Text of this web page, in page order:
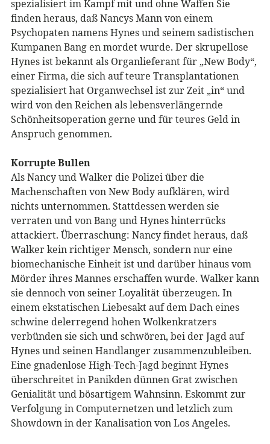
spezialisiert im Kampf mit und ohne Waffen Sie
finden heraus, daß Nancys Mann von einem
Psychopaten namens Hynes und seinem sadistischen
Kumpanen Bang en mordet wurde. Der skrupellose
Hynes ist bekannt als Organlieferant für „New Body“,
einer Firma, die sich auf teure Transplantationen
spezialisiert hat Organwechsel ist zur Zeit „in“ und
wird von den Reichen als lebensverlängernde
Schönheitsoperation gerne und für teures Geld in
Anspruch genommen.
Korrupte Bullen
Als Nancy und Walker die Polizei über die
Machenschaften von New Body aufklären, wird
nichts unternommen. Stattdessen werden sie
verraten und von Bang und Hynes hinterrücks
attackiert. Überraschung: Nancy findet heraus, daß
Walker kein richtiger Mensch, sondern nur eine
biomechanische Einheit ist und darüber hinaus vom
Mörder ihres Mannes erschaffen wurde. Walker kann
sie dennoch von seiner Loyalität überzeugen. In
einem ekstatischen Liebesakt auf dem Dach eines
schwine delerregend hohen Wolkenkratzers
verbünden sie sich und schwören, bei der Jagd auf
Hynes und seinen Handlanger zusammenzubleiben.
Eine gnadenlose High-Tech-Jagd beginnt Hynes
überschreitet in Panikden dünnen Grat zwischen
Genialität und bösartigem Wahnsinn. Eskommt zur
Verfolgung in Computernetzen und letzlich zum
Showdown in der Kanalisation von Los Angeles.